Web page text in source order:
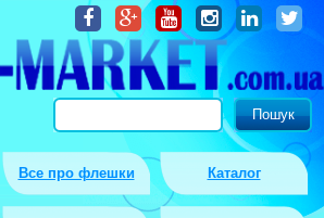
Все про флешки Каталог